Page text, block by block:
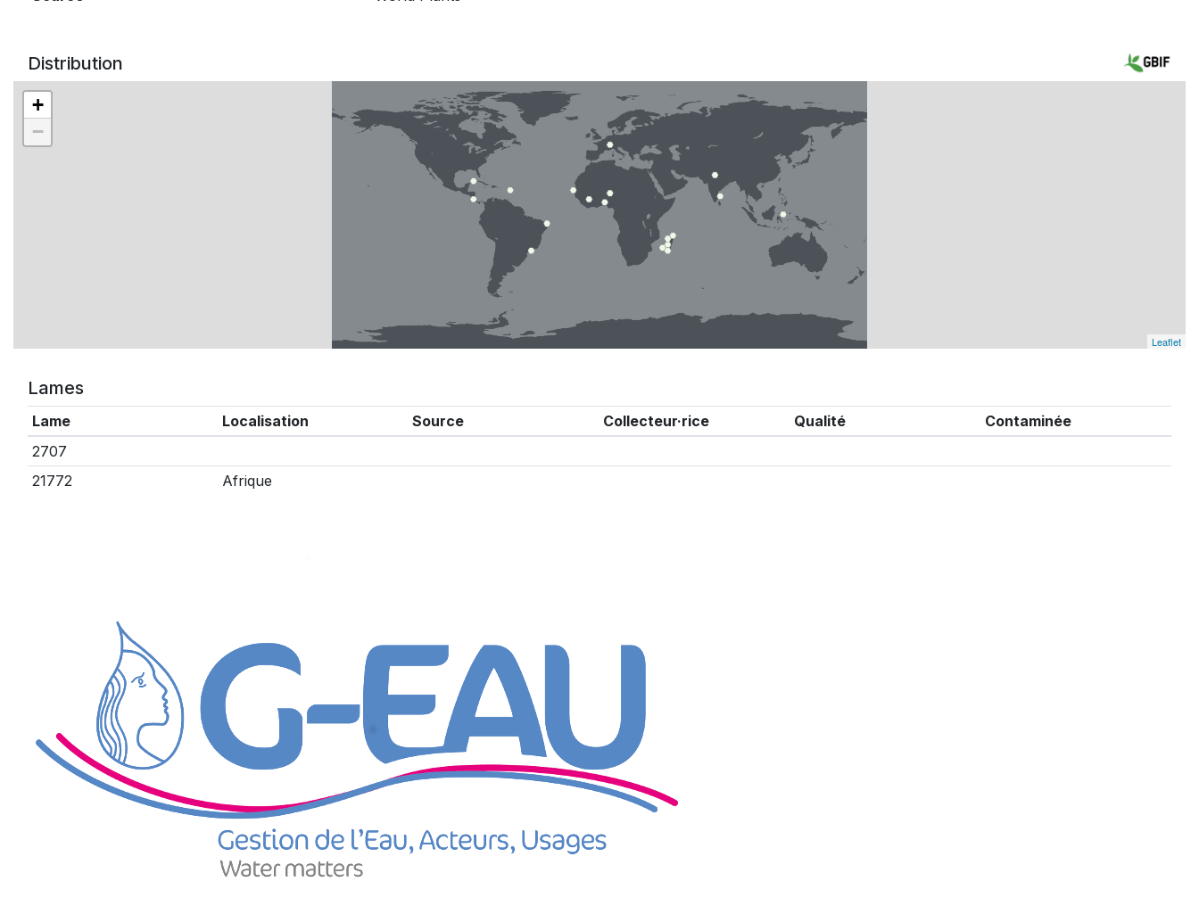
Distribution
+
−
Leaflet
Lames
Lame Localisation Source Collecteur·rice Qualité
Contaminée
2707
21772
Afrique